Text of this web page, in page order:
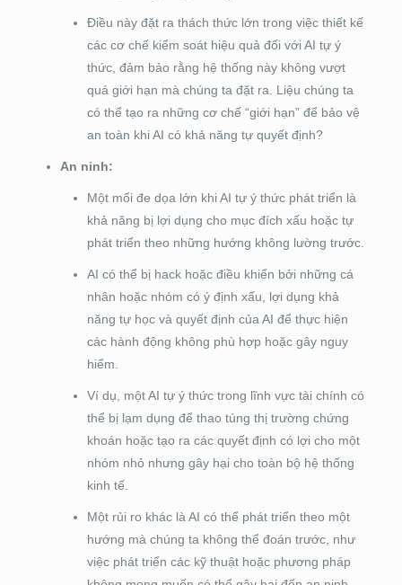
Điều này đặt ra thách thức lớn trong việc thiết kế
các cơ chế kiểm soát hiệu quả đối với AI tự ý
thức, đảm bảo rằng hệ thống này không vượt
quá giới hạn mà chúng ta đặt ra. Liệu chúng ta
có thể tạo ra những cơ chế “giới hạn” để bảo vệ
an toàn khi AI có khả năng tự quyết định?
An ninh:
Một mối đe dọa lớn khi AI tự ý thức phát triển là
khả năng bị lợi dụng cho mục đích xấu hoặc tự
phát triển theo những hướng không lường trước.
AI có thể bị hack hoặc điều khiển bởi những cá
nhân hoặc nhóm có ý định xấu, lợi dụng khả
năng tự học và quyết định của AI để thực hiện
các hành động không phù hợp hoặc gây nguy
hiểm.
Ví dụ, một AI tự ý thức trong lĩnh vực tài chính có
thể bị lạm dụng để thao túng thị trường chứng
khoán hoặc tạo ra các quyết định có lợi cho một
nhóm nhỏ nhưng gây hại cho toàn bộ hệ thống
kinh tế.
Một rủi ro khác là AI có thể phát triển theo một
hướng mà chúng ta không thể đoán trước, như
việc phát triển các kỹ thuật hoặc phương pháp